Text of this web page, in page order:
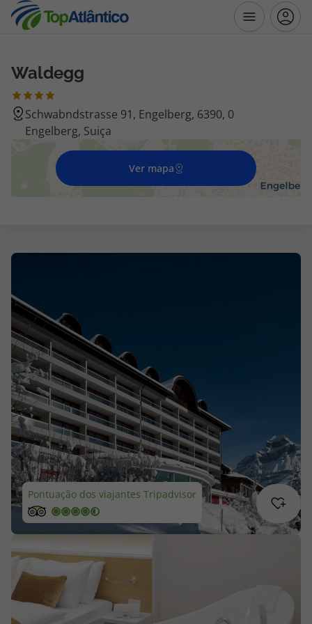
Destinos
Voos
Voos + Hotel
Escapadinhas
Cruzeiros
Promoções
Especialistas
Cheque Viagem
Rede de Lojas
Blog TopViagens
Área de Cliente
Waldegg
Schwabndstrasse 91, Engelberg, 6390, 0
Engelberg, Suiça
Ver mapa
Pontuação dos viajantes Tripadvisor